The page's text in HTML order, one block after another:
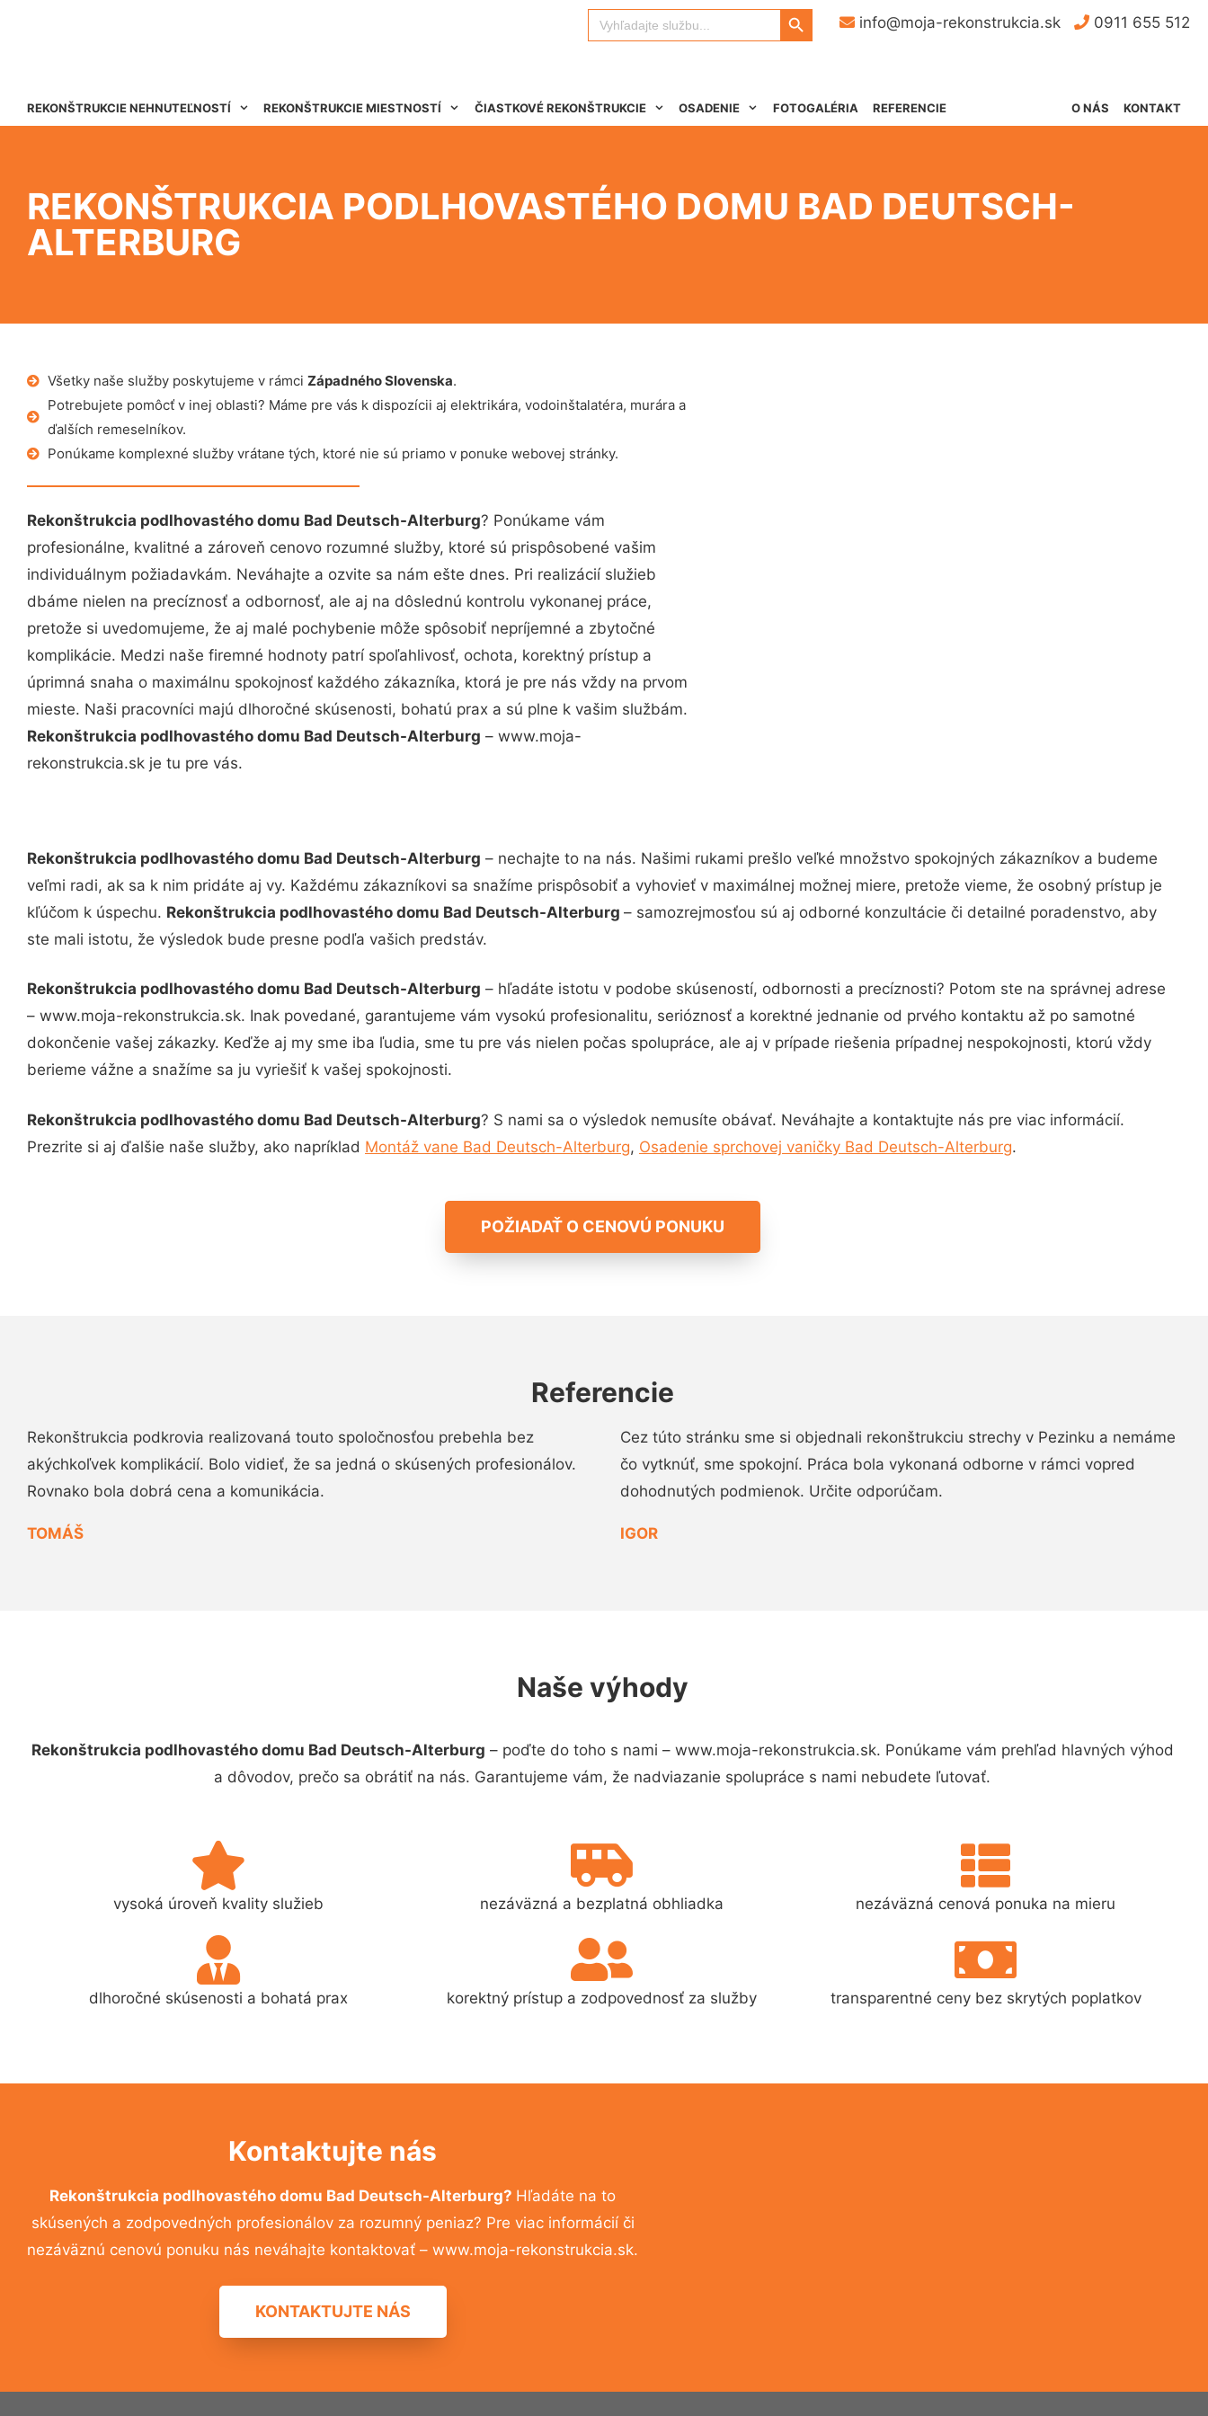
info@moja-rekonstrukcia.sk 0911 655 512
Search
for:
Search Button
REKONŠTRUKCIE NEHNUTEĽNOSTÍ REKONŠTRUKCIE MIESTNOSTÍ ČIASTKOVÉ REKONŠTRUKCIE OSADENIE FOTOGALÉRIA REFERENCIE KONTAKT
O NÁS
REKONŠTRUKCIA PODLHOVASTÉHO DOMU BAD DEUTSCH-
ALTERBURG
Všetky naše služby poskytujeme v rámci Západného Slovenska.
Potrebujete pomôcť v inej oblasti? Máme pre vás k dispozícii aj elektrikára, vodoinštalatéra, murára a
ďalších remeselníkov.
Ponúkame komplexné služby vrátane tých, ktoré nie sú priamo v ponuke webovej stránky.
Rekonštrukcia podlhovastého domu Bad Deutsch-Alterburg? Ponúkame vám
profesionálne, kvalitné a zároveň cenovo rozumné služby, ktoré sú prispôsobené vašim
individuálnym požiadavkám. Neváhajte a ozvite sa nám ešte dnes. Pri realizácií služieb
dbáme nielen na precíznosť a odbornosť, ale aj na dôslednú kontrolu vykonanej práce,
pretože si uvedomujeme, že aj malé pochybenie môže spôsobiť nepríjemné a zbytočné
komplikácie. Medzi naše firemné hodnoty patrí spoľahlivosť, ochota, korektný prístup a
úprimná snaha o maximálnu spokojnosť každého zákazníka, ktorá je pre nás vždy na prvom
mieste. Naši pracovníci majú dlhoročné skúsenosti, bohatú prax a sú plne k vašim službám.
Rekonštrukcia podlhovastého domu Bad Deutsch-Alterburg – www.moja-
rekonstrukcia.sk je tu pre vás.
Rekonštrukcia podlhovastého domu Bad Deutsch-Alterburg – nechajte to na nás. Našimi rukami prešlo veľké množstvo spokojných zákazníkov a budeme
veľmi radi, ak sa k nim pridáte aj vy. Každému zákazníkovi sa snažíme prispôsobiť a vyhovieť v maximálnej možnej miere, pretože vieme, že osobný prístup je
kľúčom k úspechu. Rekonštrukcia podlhovastého domu Bad Deutsch-Alterburg – samozrejmosťou sú aj odborné konzultácie či detailné poradenstvo, aby
ste mali istotu, že výsledok bude presne podľa vašich predstáv.
Rekonštrukcia podlhovastého domu Bad Deutsch-Alterburg – hľadáte istotu v podobe skúseností, odbornosti a precíznosti? Potom ste na správnej adrese
– www.moja-rekonstrukcia.sk. Inak povedané, garantujeme vám vysokú profesionalitu, serióznosť a korektné jednanie od prvého kontaktu až po samotné
dokončenie vašej zákazky. Keďže aj my sme iba ľudia, sme tu pre vás nielen počas spolupráce, ale aj v prípade riešenia prípadnej nespokojnosti, ktorú vždy
berieme vážne a snažíme sa ju vyriešiť k vašej spokojnosti.
Rekonštrukcia podlhovastého domu Bad Deutsch-Alterburg? S nami sa o výsledok nemusíte obávať. Neváhajte a kontaktujte nás pre viac informácií.
Prezrite si aj ďalšie naše služby, ako napríklad Montáž vane Bad Deutsch-Alterburg, Osadenie sprchovej vaničky Bad Deutsch-Alterburg.
POŽIADAŤ O CENOVÚ PONUKU
Referencie
Rekonštrukcia podkrovia realizovaná touto spoločnosťou prebehla bez
akýchkoľvek komplikácií. Bolo vidieť, že sa jedná o skúsených profesionálov.
Rovnako bola dobrá cena a komunikácia.
TOMÁŠ
Cez túto stránku sme si objednali rekonštrukciu strechy v Pezinku a nemáme
čo vytknúť, sme spokojní. Práca bola vykonaná odborne v rámci vopred
dohodnutých podmienok. Určite odporúčam.
IGOR
Naše výhody
Rekonštrukcia podlhovastého domu Bad Deutsch-Alterburg – poďte do toho s nami – www.moja-rekonstrukcia.sk. Ponúkame vám prehľad hlavných výhod
a dôvodov, prečo sa obrátiť na nás. Garantujeme vám, že nadviazanie spolupráce s nami nebudete ľutovať.
vysoká úroveň kvality služieb nezáväzná a bezplatná obhliadka nezáväzná cenová ponuka na mieru
dlhoročné skúsenosti a bohatá prax korektný prístup a zodpovednosť za služby transparentné ceny bez skrytých poplatkov
Kontaktujte nás
Rekonštrukcia podlhovastého domu Bad Deutsch-Alterburg? Hľadáte na to
skúsených a zodpovedných profesionálov za rozumný peniaz? Pre viac informácií či
nezáväznú cenovú ponuku nás neváhajte kontaktovať – www.moja-rekonstrukcia.sk.
KONTAKTUJTE NÁS